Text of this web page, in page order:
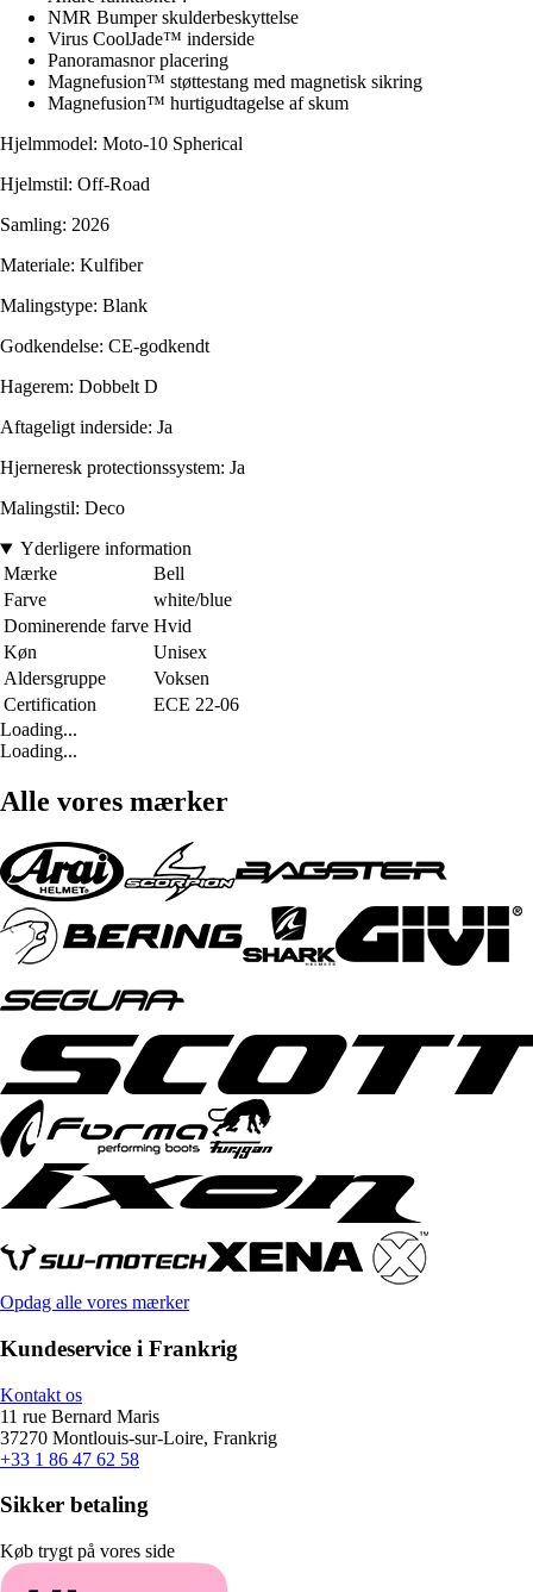
NMR Bumper skulderbeskyttelse
Virus CoolJade™ inderside
Panoramasnor placering
Magnefusion™ støttestang med magnetisk sikring
Magnefusion™ hurtigudtagelse af skum
Hjelmmodel: Moto-10 Spherical
Hjelmstil: Off-Road
Samling: 2026
Materiale: Kulfiber
Malingstype: Blank
Godkendelse: CE-godkendt
Hagerem: Dobbelt D
Aftageligt inderside: Ja
Hjerneresk protectionssystem: Ja
Malingstil: Deco
Yderligere information
Mærke
Bell
Farve
white/blue
Dominerende farve Hvid
Køn
Unisex
Aldersgruppe
Voksen
Certification
ECE 22-06
Loading...
Loading...
Alle vores mærker
Opdag alle vores mærker
Kundeservice i Frankrig
Kontakt os
11 rue Bernard Maris
37270 Montlouis-sur-Loire, Frankrig
+33 1 86 47 62 58
Sikker betaling
Køb trygt på vores side